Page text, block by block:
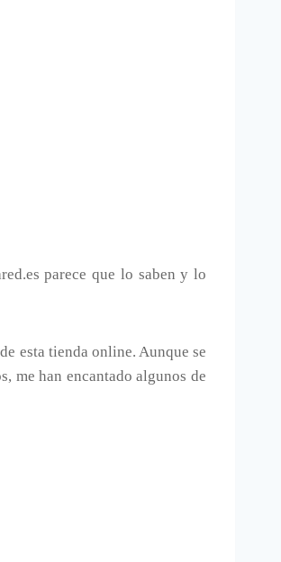
parece que lo saben y lo
esta tienda online. Aunque se
me han encantado algunos de